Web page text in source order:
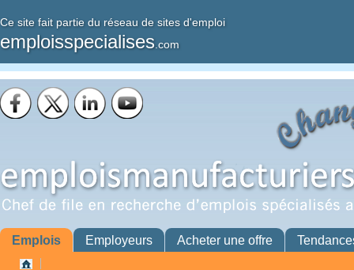
Ce site fait partie du réseau de sites d'emploi
emploisspecialises .com
Emplois Employeurs Acheter une offre